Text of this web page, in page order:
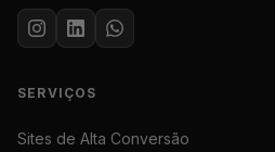
SERVIÇOS
Sites de Alta Conversão